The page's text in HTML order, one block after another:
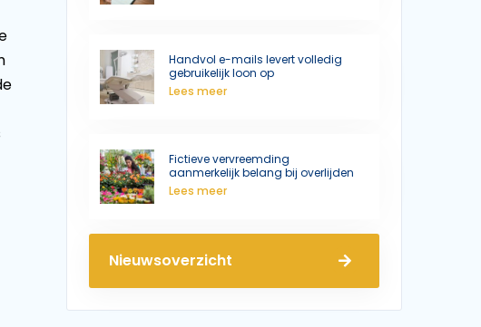
Handvol e-mails levert volledig
gebruikelijk loon op
Lees meer
Fictieve vervreemding
aanmerkelijk belang bij overlijden
Lees meer
Nieuwsoverzicht